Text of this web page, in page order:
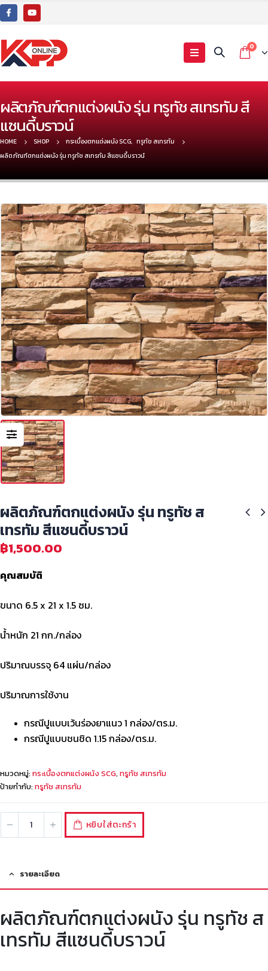
0
ผลิตภัณฑ์ตกแต่งผนัง รุ่น ทรูทัช สเทรทัม สี
แซนดี้บราวน์
HOME SHOP กระเบื้องตกแต่งผนัง SCG, ทรูทัช สเทรทัม
ผลิตภัณฑ์ตกแต่งผนัง รุ่น ทรูทัช สเทรทัม สีแซนดี้บราวน์
ผลิตภัณฑ์ตกแต่งผนัง รุ่น ทรูทัช ส
เทรทัม สีแซนดี้บราวน์
฿1,500.00
คุณสมบัติ
ขนาด 6.5 x 21 x 1.5 ซม.
น้ำหนัก 21 กก./กล่อง
ปริมาณบรรจุ 64 แผ่น/กล่อง
ปริมาณการใช้งาน
กรณีปูแบบเว้นร่องยาแนว 1 กล่อง/ตร.ม.
กรณีปูแบบชนชิด 1.15 กล่อง/ตร.ม.
หมวดหมู่:กระเบื้องตกแต่งผนัง SCG, ทรูทัช สเทรทัม
ป้ายกำกับ:ทรูทัช สเทรทัม
หยิบใส่ตะกร้า
รายละเอียด
ผลิตภัณฑ์ตกแต่งผนัง รุ่น ทรูทัช ส
เทรทัม สีแซนดี้บราวน์